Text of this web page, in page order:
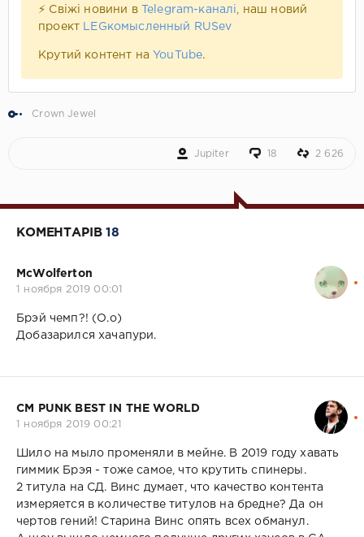
⚡ Свіжі новини в Telegram-каналі
, наш новий
проект
LEGкомысленный RUSev
Крутий контент на YouTube.
Crown Jewel
Jupiter 18 2 626
КОМЕНТАРІВ18
McWolferton
1 ноября 2019 00:01
Брэй чемп?! (О.о)
Добазарился хачапури.
CM PUNK BEST IN THE WORLD
1 ноября 2019 00:21
Шило на мыло променяли в мейне. В 2019 году хавать
гиммик Брэя - тоже самое, что крутить спинеры.
2 титула на СД. Винс думает, что качество контента
измеряется в количестве титулов на бредне? Да он
чертов гений! Старина Винс опять всех обманул.